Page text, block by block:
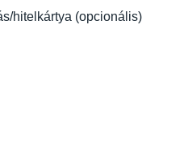
hitelkártya (opcionális)